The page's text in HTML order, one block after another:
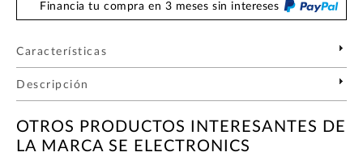
Financia tu compra en 3 meses sin intereses
Características
Descripción
OTROS PRODUCTOS INTERESANTES DE
LA MARCA SE ELECTRONICS